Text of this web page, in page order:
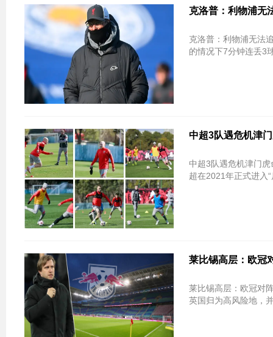
克洛普：利物浦无
克洛普：利物浦无法追上曼城 我们
的情况下7分钟连丢3
中超3队遇危机津
中超3队遇危机津门
超在2021年正式进入
莱比锡高层：欧冠
莱比锡高层：欧冠对阵利物浦的比
英国归为高风险地，